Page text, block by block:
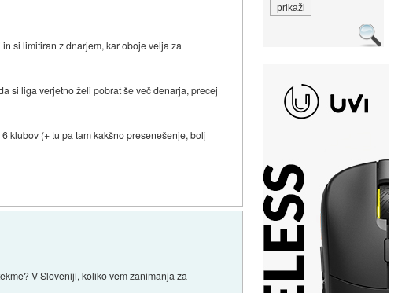
si limitiran z dnarjem, kar oboje velja za
si liga verjetno želi pobrat še več denarja, precej
klubov (+ tu pa tam kakšno presenešenje, bolj
V Sloveniji, koliko vem zanimanja za